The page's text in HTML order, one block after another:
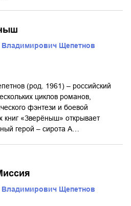
Владимирович Щепетнов
(род. 1961) – российский
циклов романов,
фэнтези и боевой
книг «Зверёныш» открывает
герой – сирота А…
Владимирович Щепетнов